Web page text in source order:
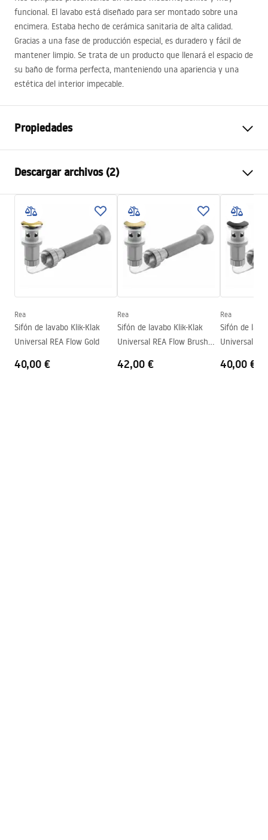
funcional. El lavabo está diseñado para ser montado sobre una
encimera. Estaba hecho de cerámica sanitaria de alta calidad.
Gracias a una fase de producción especial, es duradero y fácil de
mantener limpio. Se trata de un producto que llenará el espacio de
su baño de forma perfecta, manteniendo una apariencia y una
estética del interior impecable.
Propiedades
Material
Color
Blanco, Blanco/Dorado
Acabado
Brillo
Longitud
360
Anchura
360mm
Altura
115
Forma
Agujero del grifo
No
Descargar archivos (2)
Instrucciones de montaje
Condiciones de garantía
Rea
Sifón de lavabo Klik-Klak
Universal REA Flow Gold
40,00 €
Rea
Sifón de lavabo Klik-Klak
Universal REA Flow Brush
42,00 €
Rea
Sifón de
Universal
40,00 €